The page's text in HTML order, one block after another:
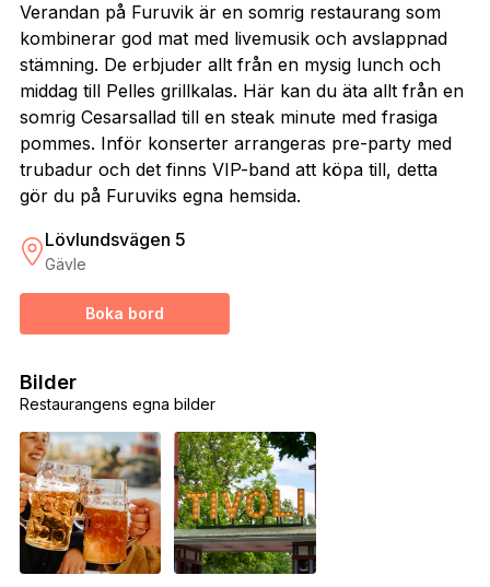
Verandan på Furuvik är en somrig restaurang som
kombinerar god mat med livemusik och avslappnad
stämning. De erbjuder allt från en mysig lunch och
middag till Pelles grillkalas. Här kan du äta allt från en
somrig Cesarsallad till en steak minute med frasiga
pommes. Inför konserter arrangeras pre-party med
trubadur och det finns VIP-band att köpa till, detta
gör du på Furuviks egna hemsida.
Lövlundsvägen 5
Gävle
Boka bord
Restaurangens egna bilder
Bilder